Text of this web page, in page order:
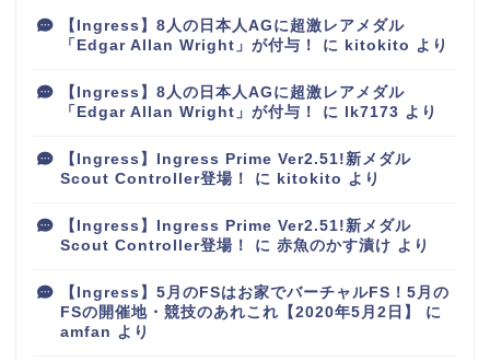
【Ingress】8人の日本人AGに超激レアメダル
「Edgar Allan Wright」が付与！
に kitokito より
【Ingress】8人の日本人AGに超激レアメダル
「Edgar Allan Wright」が付与！
に lk7173 より
【Ingress】Ingress Prime Ver2.51!新メダル
Scout Controller登場！
に kitokito より
【Ingress】Ingress Prime Ver2.51!新メダル
Scout Controller登場！
に 赤魚のかす漬け より
【Ingress】5月のFSはお家でバーチャルFS！5月の
FSの開催地・競技のあれこれ【2020年5月2日】
に
amfan より